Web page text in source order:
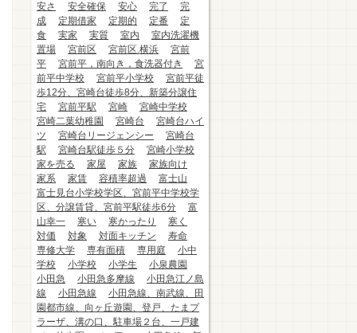
安さ
安全確保 安心 完了
完
成
定期借家 定期的 定番
定
食
実家 実質 室内
室内洗濯機
置場
宮前区 宮前区.横浜
宮前
平
宮前平，南向き，食洗器付き
宮
前平中学校
宮前平小学校
宮前平徒
歩12分、宮崎台徒歩8分、新築分譲住
宅
宮前平駅 宮崎
宮崎中学校
宮崎二葉幼稚園
宮崎台
宮崎台ハイ
ツ
宮崎台リージェンシー
宮崎台
駅
宮崎台駅徒歩５分
宮崎小学校
家を売る
家屋 家族
家族向け
家系
家賃 容積率超過
富士山
富士見台小学校学区、宮前平中学校学
区、分譲賃貸、宮前平駅徒歩6分
富
山幸一
寒い 寒かったり
寒く
対価
対象 対面キッチン
寿命
専修大学
専有面積 専用庭
小中
学校
小学校 小学生
小泉農園
小田急
小田急多摩線
小田急江ノ島
線
小田急線
小田急線、南武線、田
園都市線、向ヶ丘遊園、登戸、たまプ
ラーザ、溝の口、駐車場２台、一戸建